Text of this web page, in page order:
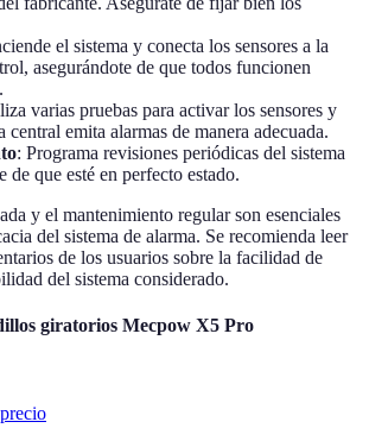
el sistema y conecta los sensores a la
asegurándote de que todos funcionen
varias pruebas para activar los sensores y
central emita alarmas de manera adecuada.
: Programa revisiones periódicas del sistema
de que esté en perfecto estado.
y el mantenimiento regular son esenciales
del sistema de alarma. Se recomienda leer
de los usuarios sobre la facilidad de
del sistema considerado.
giratorios Mecpow X5 Pro